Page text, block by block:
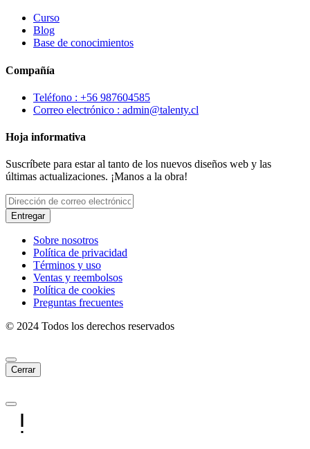
Curso
Blog
Base de conocimientos
Compañía
Teléfono : +56 987604585
Correo electrónico : admin@talenty.cl
Hoja informativa
Suscríbete para estar al tanto de los nuevos diseños web y las
últimas actualizaciones. ¡Manos a la obra!
Entregar
Sobre nosotros
Política de privacidad
Términos y uso
Ventas y reembolsos
Política de cookies
Preguntas frecuentes
© 2024 Todos los derechos reservados
Cerrar